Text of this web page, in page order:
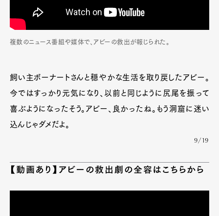
複数のニュース番組や媒体で、アビーの救出が報じられた。
飼い主ボーナートさんと穏やかな生活を取り戻したアビー。
今ではすっかり元気になり、以前と同じように尻尾を振って
喜ぶようになったそう。アビー、良かったね。もう洞窟に迷い
込んじゃダメだよ。
9/19
【動画あり】アビーの救出劇の全容はこちらから